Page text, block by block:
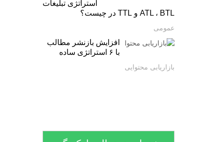
استراتژی تبلیغات
ATL ، BTL و TTL در چیست؟
عمومی
افزایش بازنشر مطالب
با ۶ استراتژی ساده
بازاریابی محتوایی